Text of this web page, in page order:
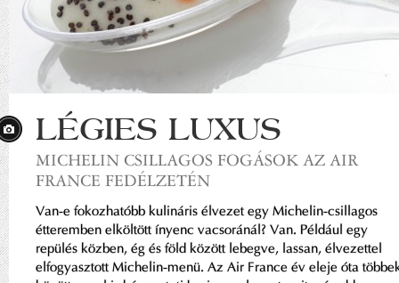
LÉGIES LUXUS
MICHELIN CSILLAGOS FOGÁSOK AZ AIR
FRANCE FEDÉLZETÉN
Van-e fokozhatóbb kulináris élvezet egy Michelin-csillagos
étteremben elköltött ínyenc vacsoránál? Van. Például egy
repülés közben, ég és föld között lebegve, lassan, élvezettel
elfogyasztott Michelin-menü. Az Air France év eleje óta